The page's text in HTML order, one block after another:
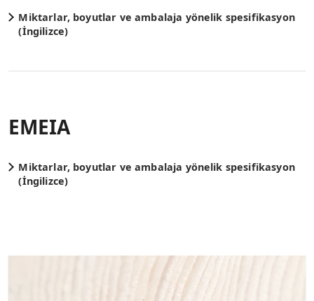
Miktarlar, boyutlar ve ambalaja yönelik spesifikasyon
(İngilizce)
EMEIA
Miktarlar, boyutlar ve ambalaja yönelik spesifikasyon
(İngilizce)